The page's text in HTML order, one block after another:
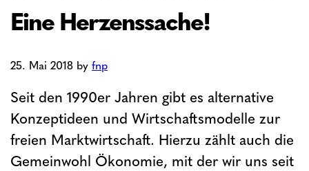
Eine Herzenssache!
25. Mai 2018 by fnp
Seit den 1990er Jahren gibt es alternative
Konzeptideen und Wirtschaftsmodelle zur
freien Marktwirtschaft. Hierzu zählt auch die
Gemeinwohl Ökonomie, mit der wir uns seit